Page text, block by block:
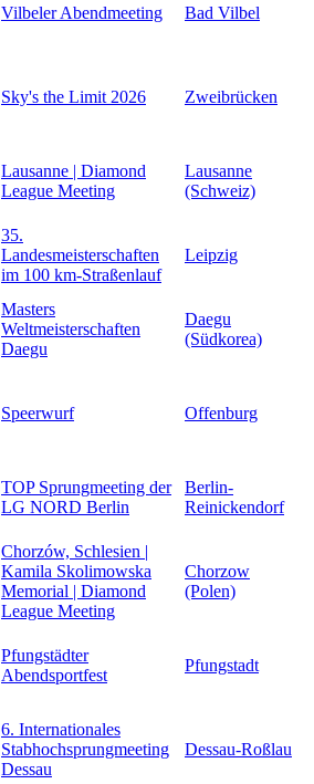
Vilbeler Abendmeeting Bad Vilbel
Sky's the Limit 2026 Zweibrücken
Lausanne | Diamond
League Meeting
Lausanne
(Schweiz)
35.
Landesmeisterschaften
im 100 km-Straßenlauf
Leipzig
Masters
Weltmeisterschaften
Daegu
Daegu
(Südkorea)
Speerwurf Offenburg
TOP Sprungmeeting der
LG NORD Berlin
Berlin-
Reinickendorf
Chorzów, Schlesien |
Kamila Skolimowska
Memorial | Diamond
League Meeting
Chorzow
(Polen)
Pfungstädter
Abendsportfest
Pfungstadt
6. Internationales
Stabhochsprungmeeting
Dessau
Dessau-Roßlau